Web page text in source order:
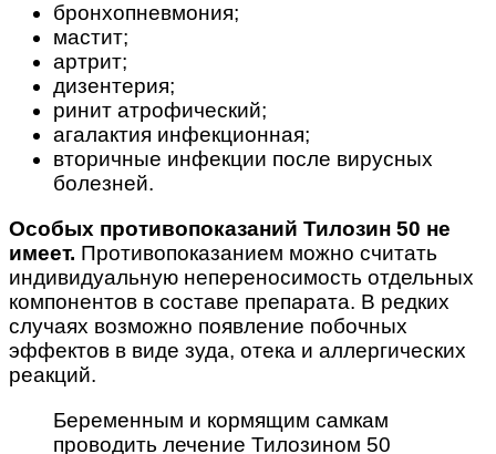
бронхопневмония;
мастит;
артрит;
дизентерия;
ринит атрофический;
агалактия инфекционная;
вторичные инфекции после вирусных
болезней.
Особых противопоказаний Тилозин 50 не
имеет. Противопоказанием можно считать
индивидуальную непереносимость отдельных
компонентов в составе препарата. В редких
случаях возможно появление побочных
эффектов в виде зуда, отека и аллергических
реакций.
Беременным и кормящим самкам
проводить лечение Тилозином 50